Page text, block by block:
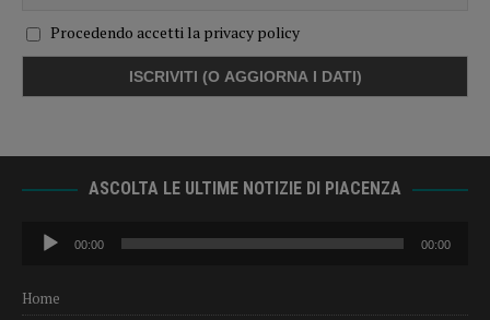
Procedendo accetti la privacy policy
ASCOLTA LE ULTIME NOTIZIE DI PIACENZA
Audio
Player
00:00 00:00
Home